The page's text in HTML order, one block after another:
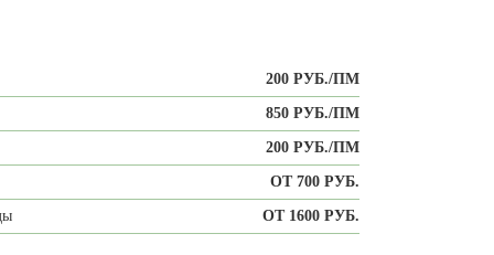
200 РУБ./ПМ
850 РУБ./ПМ
200 РУБ./ПМ
ОТ 700 РУБ.
ОТ 1600 РУБ.